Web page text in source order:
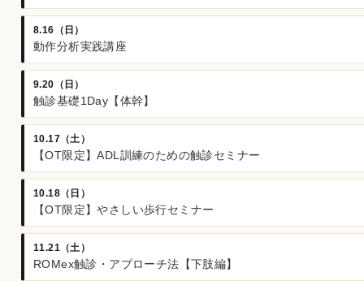
8.16（日）
動作分析実践講座
9.20（日）
触診基礎1Day【体幹】
10.17（土）
【OT限定】ADL訓練のための触診セミナー
10.18（日）
【OT限定】やさしい歩行セミナー
11.21（土）
ROMex触診・アプローチ法【下肢編】